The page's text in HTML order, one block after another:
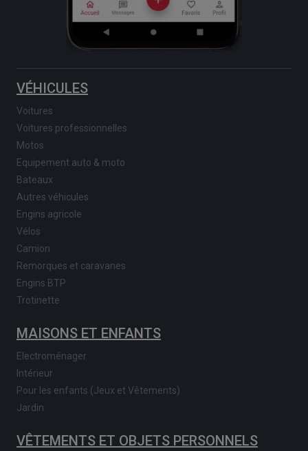
VÉHICULES
Voitures
Voitures professionnelles
Motos
Equipement auto & moto
Bateaux
Autres véhicules
Engins agricole
Vélos
Camion
Remorques et caravanes
Engins BTP
Trotinette
MAISONS ET ENFANTS
Electroménager
Intérieur
Pour les enfants (Jeux et Vêtements)
Jardin
VÊTEMENTS ET OBJETS PERSONNELS